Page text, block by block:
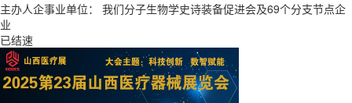
主办人企事业单位： 我们分子生物学史诗装备促进会及69个分支节点企
业